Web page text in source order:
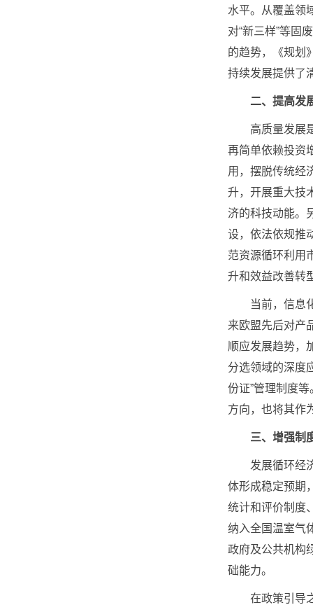
水平。从覆盖领
对“新三样”等固
的趋势，《规划
持续发展提供了
二、提高发
高质量发展是
再简单依赖投资
用，摆脱传统经
升，开展重大技
济的科技动能。
设，依法依规推
范资源循环利用
升和效益改善转
当前，信息化
来欧盟先后对产
顺应发展趋势，
分选领域的深度
份证”管理制度
方向，也将其作
三、增强制
发展循环经济
体形成稳定预期
统计和评价制度
纳入全国温室气
政府及公共机构
础能力。
在政策引导之